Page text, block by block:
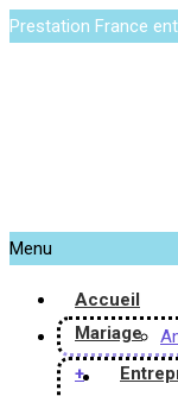
Prestation France
Menu
Accueil
Mariage
+